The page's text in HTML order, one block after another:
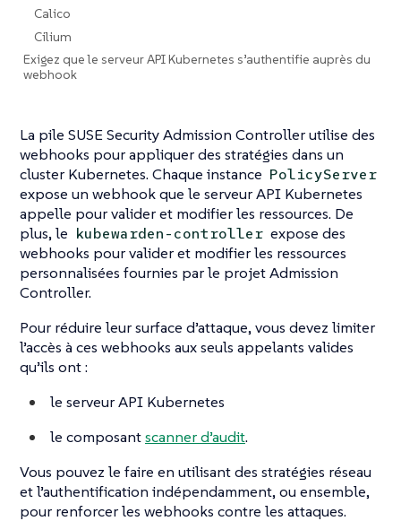
Calico
Cilium
Exigez que le serveur API Kubernetes s’authentifie auprès du
webhook
La pile SUSE Security Admission Controller utilise des
webhooks pour appliquer des stratégies dans un
cluster Kubernetes. Chaque instance PolicyServer
expose un webhook que le serveur API Kubernetes
appelle pour valider et modifier les ressources. De
plus, le kubewarden-controller expose des
webhooks pour valider et modifier les ressources
personnalisées fournies par le projet Admission
Controller.
Pour réduire leur surface d’attaque, vous devez limiter
l’accès à ces webhooks aux seuls appelants valides
qu’ils ont :
le serveur API Kubernetes
le composantscanner d’audit.
Vous pouvez le faire en utilisant des stratégies réseau
et l’authentification indépendamment, ou ensemble,
pour renforcer les webhooks contre les attaques.